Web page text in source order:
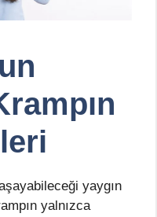
yaygın
yalnızca